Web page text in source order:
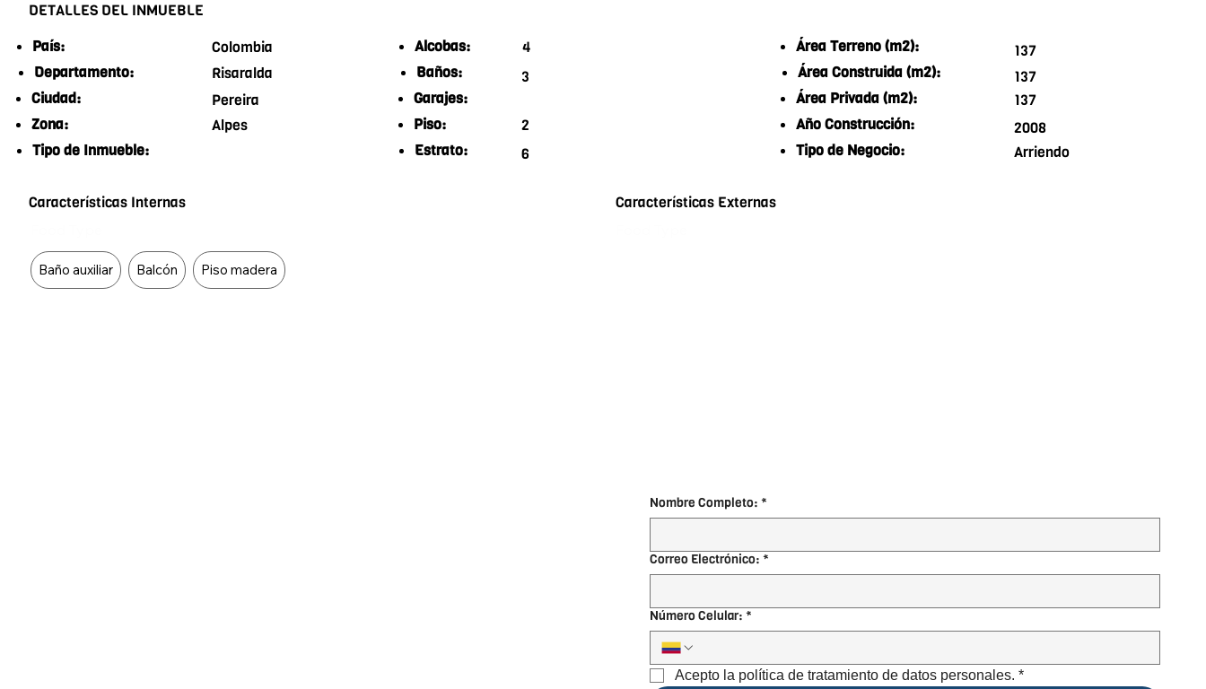
Características Internas
Baño auxiliar Balcón Piso madera
Características Externas
DETALLES DEL INMUEBLE
País:
Colombia
Departamento:
Risaralda
Ciudad:
Pereira
Zona:
Alpes
Tipo de Inmueble:
Alcobas:
4
Baños:
3
Garajes:
Piso:
2
Estrato:
6
Área Terreno (m2):
137
Área Construida (m2):
137
Área Privada (m2):
137
Año Construcción:
2008
Tipo de Negocio:
Arriendo
Nombre Completo: *
Correo Electrónico: *
Número Celular: *
Acepto la política de tratamiento de datos personales. *